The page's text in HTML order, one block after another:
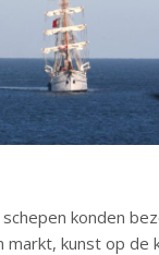
konden
markt, kunst op de